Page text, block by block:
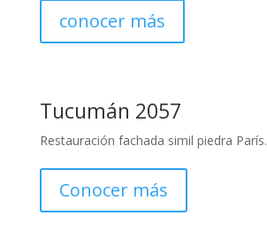
conocer más
Tucumán 2057
Restauración fachada simil piedra París.
Conocer más